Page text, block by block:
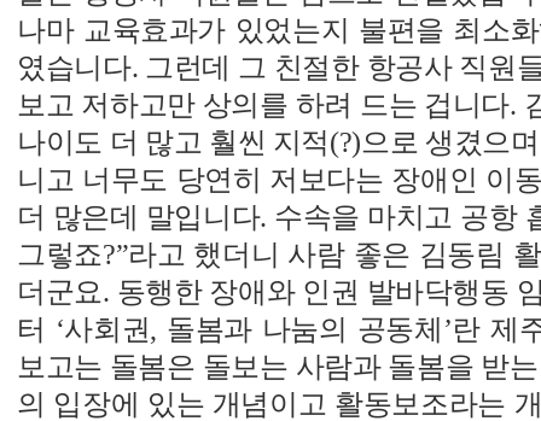
나마 교육효과가 있었는지 불편을 최소
였습니다. 그런데 그 친절한 항공사 직원
보고 저하고만 상의를 하려 드는 겁니다.
나이도 더 많고 훨씬 지적(?)으로 생겼으
니고 너무도 당연히 저보다는 장애인 이
더 많은데 말입니다. 수속을 마치고 공항
그렇죠?”라고 했더니 사람 좋은 김동림
더군요. 동행한 장애와 인권 발바닥행동
터 ‘사회권, 돌봄과 나눔의 공동체’란 제
보고는 돌봄은 돌보는 사람과 돌봄을 받
의 입장에 있는 개념이고 활동보조라는